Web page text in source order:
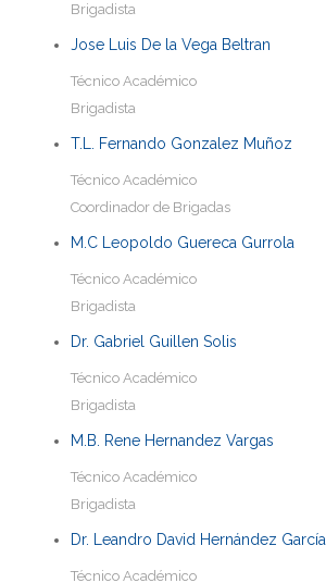
Brigadista
Jose Luis De la Vega Beltran
Técnico Académico
Brigadista
T.L. Fernando Gonzalez Muñoz
Técnico Académico
Coordinador de Brigadas
M.C Leopoldo Guereca Gurrola
Técnico Académico
Brigadista
Dr. Gabriel Guillen Solis
Técnico Académico
Brigadista
M.B. Rene Hernandez Vargas
Técnico Académico
Brigadista
Dr. Leandro David Hernández García
Técnico Académico